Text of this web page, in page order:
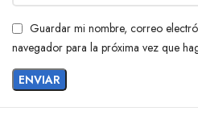
Guardar mi nombre, correo
navegador para la próxima vez que